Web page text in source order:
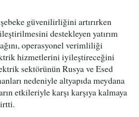
güvenilirliğini artırırken
destekleyen yatırım
operasyonel verimliliği
hizmetlerini iyileştireceğini
sektörünün Rusya ve Esed
nedeniyle altyapıda meydana
etkileriyle karşı karşıya kalmaya